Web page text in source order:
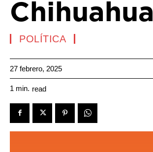
Chihuahua
POLÍTICA
27 febrero, 2025
1 min. read